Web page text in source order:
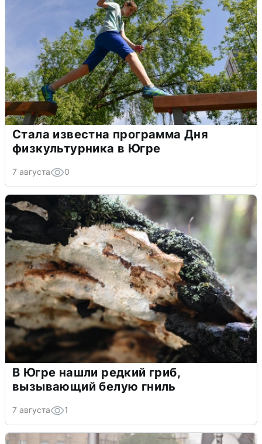
Стала известна программа Дня
физкультурника в Югре
7 августа 0
В Югре нашли редкий гриб,
вызывающий белую гниль
7 августа 1